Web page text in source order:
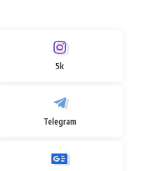
5k
Telegram